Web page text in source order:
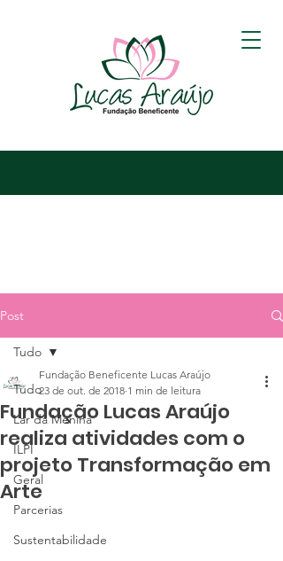
Post
Tudo
Lar da Menina
ILPI
Geral
Parcerias
Sustentabilidade
Tudo
Fundação Lucas Araújo
realiza atividades com o
projeto Transformação em
Arte
Fundação Beneficente Lucas Araújo
23 de out. de 2018 1 min de leitura